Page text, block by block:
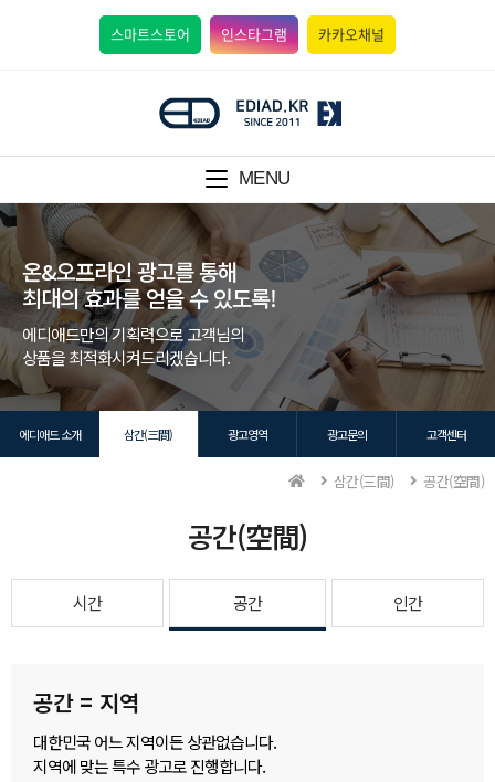
스마트스토어 인스타그램 카카오채널
MENU
온&오프라인 광고를 통해
최대의 효과를 얻을 수 있도록!
에디애드만의 기획력으로 고객님의
상품을 최적화시켜드리겠습니다.
에디애드 소개 삼간(三間) 광고영역 광고문의 고객센터
삼간(三間) 공간(空間)
공간(空間)
시간 공간 인간
공간 = 지역
대한민국 어느 지역이든 상관없습니다.
지역에 맞는 특수 광고로 진행합니다.